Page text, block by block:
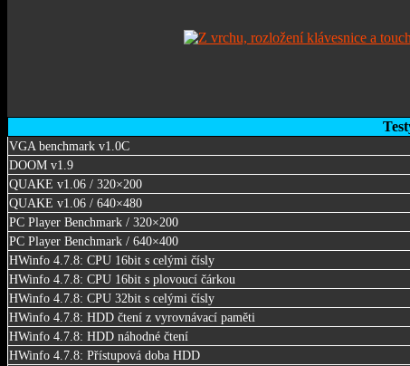
VGA benchmark v1.0C
DOOM v1.9
QUAKE v1.06 / 320×200
QUAKE v1.06 / 640×480
PC Player Benchmark / 320×200
PC Player Benchmark / 640×400
HWinfo 4.7.8: CPU 16bit s celými čísly
HWinfo 4.7.8: CPU 16bit s plovoucí čárkou
HWinfo 4.7.8: CPU 32bit s celými čísly
HWinfo 4.7.8: HDD čtení z vyrovnávací paměti
HWinfo 4.7.8: HDD náhodné čtení
HWinfo 4.7.8: Přístupová doba HDD